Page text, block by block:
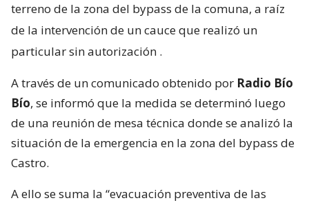
terreno de la zona del bypass de la comuna, a raíz
de la intervención de un cauce que realizó un
particular sin autorización .
A través de un comunicado obtenido por Radio Bío
Bío, se informó que la medida se determinó luego
de una reunión de mesa técnica donde se analizó la
situación de la emergencia en la zona del bypass de
Castro.
A ello se suma la “evacuación preventiva de las